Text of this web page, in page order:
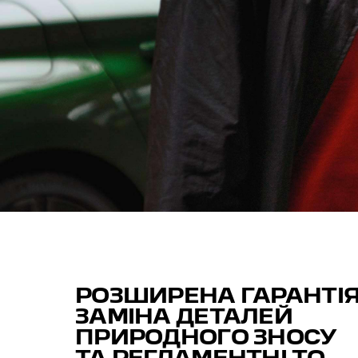
РОЗШИРЕНА
ЗАМІНА ДЕТАЛЕЙ
ПРИРОДНОГО ЗНОСУ